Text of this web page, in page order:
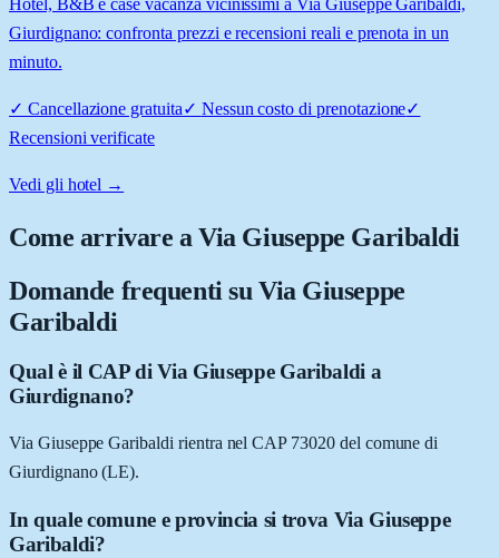
Giurdignano: confronta prezzi e recensioni reali e prenota in un
minuto.
✓ Cancellazione gratuita✓ Nessun costo di prenotazione✓
Recensioni verificate
Vedi gli hotel →
Come arrivare aVia Giuseppe Garibaldi
Domande frequenti su Via Giuseppe
Garibaldi
Qual è il CAP di Via Giuseppe Garibaldi a
Giurdignano?
Via Giuseppe Garibaldi rientra nel CAP 73020 del comune di
Giurdignano (LE).
In quale comune e provincia si trova Via Giuseppe
Garibaldi?